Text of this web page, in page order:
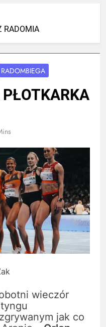
RADOMIA
RADOMBIEGA
wieczór
jak co